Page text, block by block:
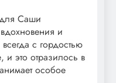
для Саши
и
с гордостью
это отразилось в
особое